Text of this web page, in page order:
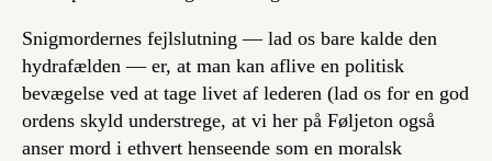
Snigmordernes fejlslutning — lad os bare kalde den
hydrafælden — er, at man kan aflive en politisk
bevægelse ved at tage livet af lederen (lad os for en god
ordens skyld understrege, at vi her på Føljeton også
anser mord i ethvert henseende som en moralsk